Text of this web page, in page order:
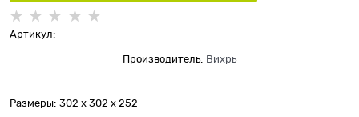
Артикул:
Производитель: Вихрь
Размеры: 302 x 302 x 252